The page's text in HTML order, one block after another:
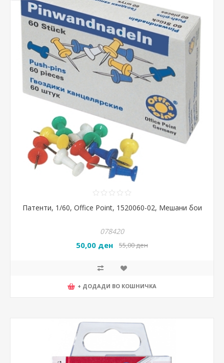
Патенти, 1/60, Office Point, 1520060-02, Мешани бои
078420
50,00 ден 55,00 ден
+ ДОДАДИ ВО КОШНИЧКА